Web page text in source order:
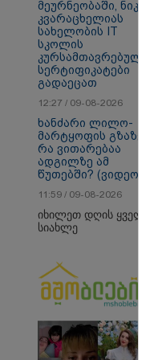
მეურნეობაში, ნიკო
კვარაცხელიას
სახელობის IT
სკოლის
კურსამთავრებულებს
სერტიფიკატები
გადაეცათ
12:27 / 09-08-2026
ხანძარი ლილო-
მარტყოფის გზაზე -
რა ვითარებაა
ადგილზე ამ
წუთებში? (ვიდეო)
11:59 / 09-08-2026
იხილეთ დღის ყველა
სიახლე